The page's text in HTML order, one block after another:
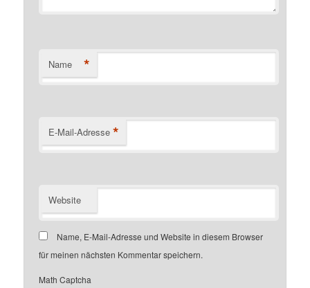
Name *
E-Mail-Adresse *
Website
Name, E-Mail-Adresse und Website in diesem Browser
für meinen nächsten Kommentar speichern.
Math Captcha